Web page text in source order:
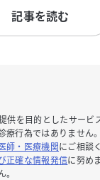
記事を読む
供を目的としたサービ
行為ではありません。
医師・医療機関 にご相談
正確な情報発信に努め